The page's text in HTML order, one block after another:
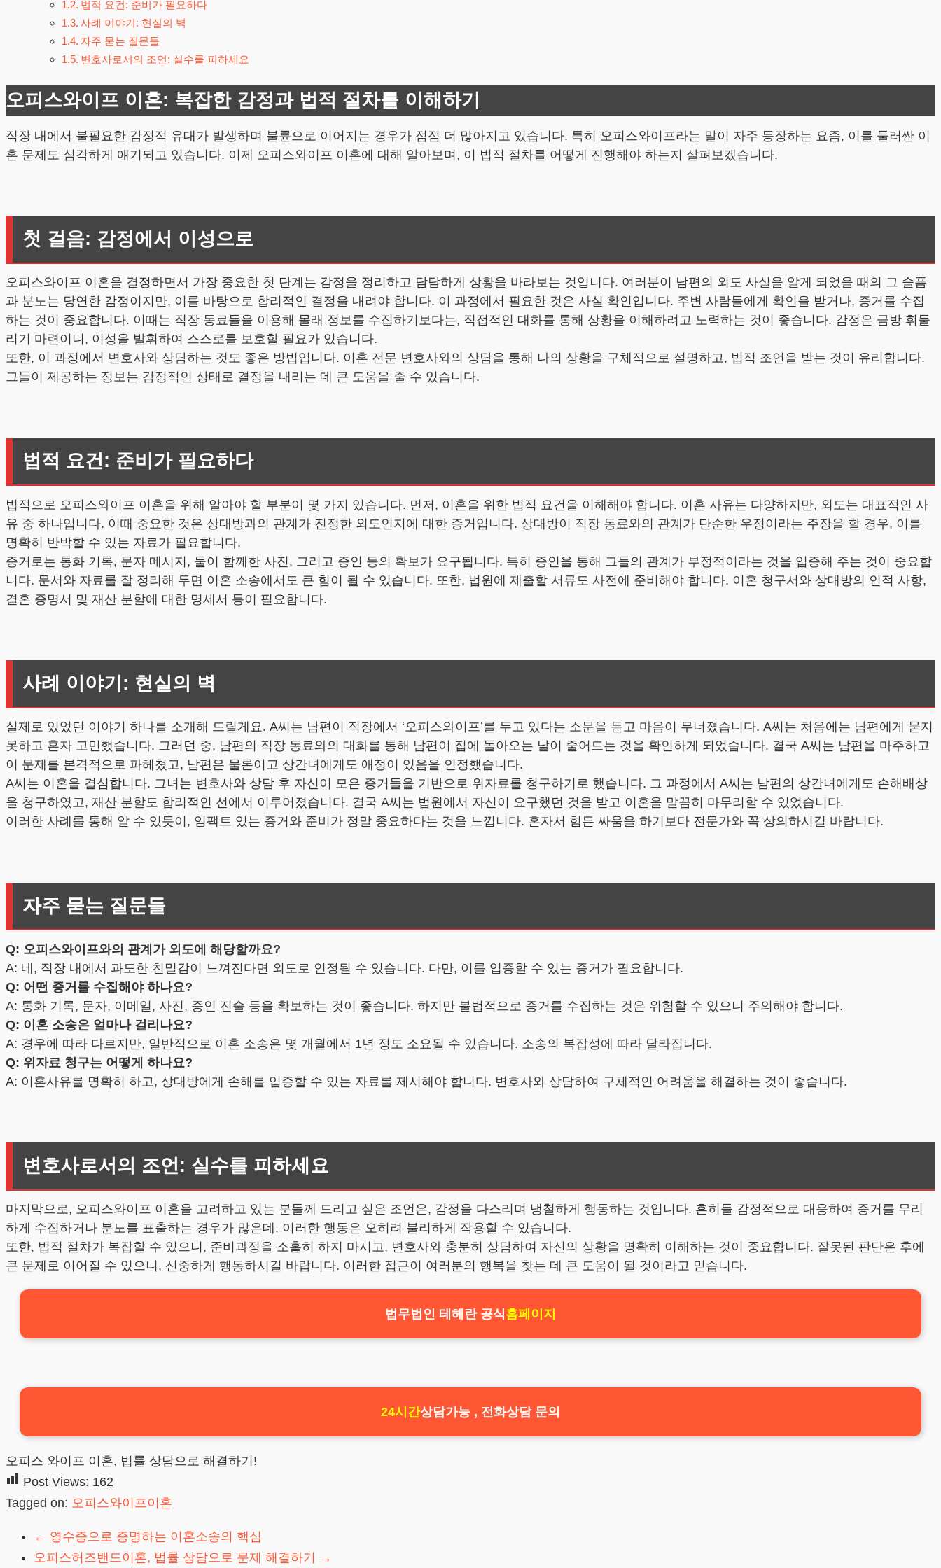
법적 요건: 준비가 필요하다
사례 이야기: 현실의 벽
자주 묻는 질문들
변호사로서의 조언: 실수를 피하세요
오피스와이프 이혼: 복잡한 감정과 법적 절차를 이해하기
직장 내에서 불필요한 감정적 유대가 발생하며 불륜으로 이어지는 경우가 점점 더 많아지고 있습니다. 특히 오피스와이프라는 말이 자주 등장하는 요즘, 이를 둘러싼 이
혼 문제도 심각하게 얘기되고 있습니다. 이제 오피스와이프 이혼에 대해 알아보며, 이 법적 절차를 어떻게 진행해야 하는지 살펴보겠습니다.
첫 걸음: 감정에서 이성으로
오피스와이프 이혼을 결정하면서 가장 중요한 첫 단계는 감정을 정리하고 담담하게 상황을 바라보는 것입니다. 여러분이 남편의 외도 사실을 알게 되었을 때의 그 슬픔
과 분노는 당연한 감정이지만, 이를 바탕으로 합리적인 결정을 내려야 합니다. 이 과정에서 필요한 것은 사실 확인입니다. 주변 사람들에게 확인을 받거나, 증거를 수집
하는 것이 중요합니다. 이때는 직장 동료들을 이용해 몰래 정보를 수집하기보다는, 직접적인 대화를 통해 상황을 이해하려고 노력하는 것이 좋습니다. 감정은 금방 휘둘
리기 마련이니, 이성을 발휘하여 스스로를 보호할 필요가 있습니다.
또한, 이 과정에서 변호사와 상담하는 것도 좋은 방법입니다. 이혼 전문 변호사와의 상담을 통해 나의 상황을 구체적으로 설명하고, 법적 조언을 받는 것이 유리합니다.
그들이 제공하는 정보는 감정적인 상태로 결정을 내리는 데 큰 도움을 줄 수 있습니다.
법적 요건: 준비가 필요하다
법적으로 오피스와이프 이혼을 위해 알아야 할 부분이 몇 가지 있습니다. 먼저, 이혼을 위한 법적 요건을 이해해야 합니다. 이혼 사유는 다양하지만, 외도는 대표적인 사
유 중 하나입니다. 이때 중요한 것은 상대방과의 관계가 진정한 외도인지에 대한 증거입니다. 상대방이 직장 동료와의 관계가 단순한 우정이라는 주장을 할 경우, 이를
명확히 반박할 수 있는 자료가 필요합니다.
증거로는 통화 기록, 문자 메시지, 둘이 함께한 사진, 그리고 증인 등의 확보가 요구됩니다. 특히 증인을 통해 그들의 관계가 부정적이라는 것을 입증해 주는 것이 중요합
니다. 문서와 자료를 잘 정리해 두면 이혼 소송에서도 큰 힘이 될 수 있습니다. 또한, 법원에 제출할 서류도 사전에 준비해야 합니다. 이혼 청구서와 상대방의 인적 사항,
결혼 증명서 및 재산 분할에 대한 명세서 등이 필요합니다.
사례 이야기: 현실의 벽
실제로 있었던 이야기 하나를 소개해 드릴게요. A씨는 남편이 직장에서 ‘오피스와이프’를 두고 있다는 소문을 듣고 마음이 무너졌습니다. A씨는 처음에는 남편에게 묻지
못하고 혼자 고민했습니다. 그러던 중, 남편의 직장 동료와의 대화를 통해 남편이 집에 돌아오는 날이 줄어드는 것을 확인하게 되었습니다. 결국 A씨는 남편을 마주하고
이 문제를 본격적으로 파헤쳤고, 남편은 물론이고 상간녀에게도 애정이 있음을 인정했습니다.
A씨는 이혼을 결심합니다. 그녀는 변호사와 상담 후 자신이 모은 증거들을 기반으로 위자료를 청구하기로 했습니다. 그 과정에서 A씨는 남편의 상간녀에게도 손해배상
을 청구하였고, 재산 분할도 합리적인 선에서 이루어졌습니다. 결국 A씨는 법원에서 자신이 요구했던 것을 받고 이혼을 말끔히 마무리할 수 있었습니다.
이러한 사례를 통해 알 수 있듯이, 임팩트 있는 증거와 준비가 정말 중요하다는 것을 느낍니다. 혼자서 힘든 싸움을 하기보다 전문가와 꼭 상의하시길 바랍니다.
자주 묻는 질문들
Q: 오피스와이프와의 관계가 외도에 해당할까요?
A: 네, 직장 내에서 과도한 친밀감이 느껴진다면 외도로 인정될 수 있습니다. 다만, 이를 입증할 수 있는 증거가 필요합니다.
Q: 어떤 증거를 수집해야 하나요?
A: 통화 기록, 문자, 이메일, 사진, 증인 진술 등을 확보하는 것이 좋습니다. 하지만 불법적으로 증거를 수집하는 것은 위험할 수 있으니 주의해야 합니다.
Q: 이혼 소송은 얼마나 걸리나요?
A: 경우에 따라 다르지만, 일반적으로 이혼 소송은 몇 개월에서 1년 정도 소요될 수 있습니다. 소송의 복잡성에 따라 달라집니다.
Q: 위자료 청구는 어떻게 하나요?
A: 이혼사유를 명확히 하고, 상대방에게 손해를 입증할 수 있는 자료를 제시해야 합니다. 변호사와 상담하여 구체적인 어려움을 해결하는 것이 좋습니다.
변호사로서의 조언: 실수를 피하세요
마지막으로, 오피스와이프 이혼을 고려하고 있는 분들께 드리고 싶은 조언은, 감정을 다스리며 냉철하게 행동하는 것입니다. 흔히들 감정적으로 대응하여 증거를 무리
하게 수집하거나 분노를 표출하는 경우가 많은데, 이러한 행동은 오히려 불리하게 작용할 수 있습니다.
또한, 법적 절차가 복잡할 수 있으니, 준비과정을 소홀히 하지 마시고, 변호사와 충분히 상담하여 자신의 상황을 명확히 이해하는 것이 중요합니다. 잘못된 판단은 후에
큰 문제로 이어질 수 있으니, 신중하게 행동하시길 바랍니다. 이러한 접근이 여러분의 행복을 찾는 데 큰 도움이 될 것이라고 믿습니다.
법무법인 테헤란 공식홈페이지
24시간상담가능 , 전화상담 문의
오피스 와이프 이혼, 법률 상담으로 해결하기!
Post Views: 162
Tagged on: 오피스와이프이혼
← 영수증으로 증명하는 이혼소송의 핵심
오피스허즈밴드이혼, 법률 상담으로 문제 해결하기
→